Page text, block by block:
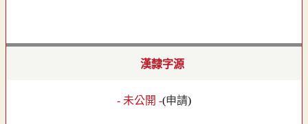
漢隸字源
- 未公開 -(申請)